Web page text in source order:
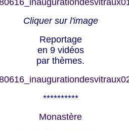
Cliquer sur l'image
Reportage
en 9 vidéos
par thèmes.
**********
Monastère